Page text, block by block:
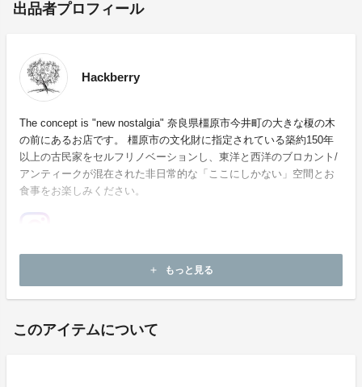
出品者プロフィール
Hackberry
The concept is "new nostalgia" 奈良県橿原市今井町の大きな榎の木
の前にあるお店です。 橿原市の文化財に指定されている築約150年
以上の古民家をセルフリノベーションし、東洋と西洋のブロカント/
アンティークが混在された非日常的な「ここにしかない」空間とお
食事をお楽しみください。
add もっと見る
このアイテムについて